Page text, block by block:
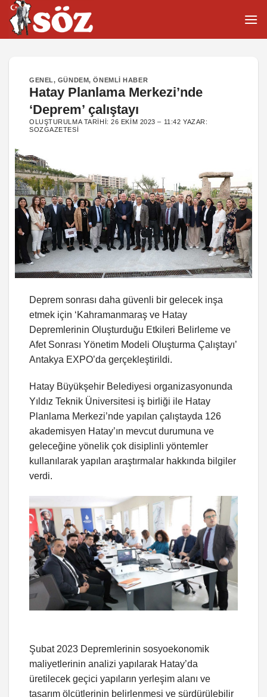
İçeriğe
atla
GENEL, GÜNDEM,ÖNEMLI HABER
Hatay Planlama Merkezi’nde
‘Deprem’ çalıştayı
OLUŞTURULMA TARIHI:26 EKIM 2023 – 11:42 YAZAR:
SOZGAZETESI
Deprem sonrası daha güvenli bir gelecek inşa
etmek için ‘Kahramanmaraş ve Hatay
Depremlerinin Oluşturduğu Etkileri Belirleme ve
Afet Sonrası Yönetim Modeli Oluşturma Çalıştayı’
Antakya EXPO’da gerçekleştirildi.
Hatay Büyükşehir Belediyesi organizasyonunda
Yıldız Teknik Üniversitesi iş birliği ile Hatay
Planlama Merkezi’nde yapılan çalıştayda 126
akademisyen Hatay’ın mevcut durumuna ve
geleceğine yönelik çok disiplinli yöntemler
kullanılarak yapılan araştırmalar hakkında bilgiler
verdi.
Şubat 2023 Depremlerinin sosyoekonomik
maliyetlerinin analizi yapılarak Hatay’da
üretilecek geçici yapıların yerleşim alanı ve
tasarım ölçütlerinin belirlenmesi ve sürdürülebilir